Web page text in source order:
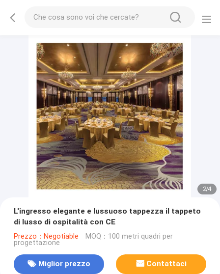
2/4
L'ingresso elegante e lussuoso tappezza il tappeto
di lusso di ospitalità con CE
Prezzo：Negotiable MOQ：100 metri quadri per
progettazione
Miglior prezzo Contattaci